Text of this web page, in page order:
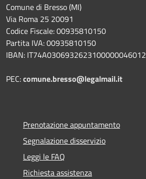
Comune di Bresso (MI)
Via Roma 25 20091
Codice Fiscale: 00935810150
Partita IVA: 00935810150
IBAN: IT74A0306932623100000046012
PEC:comune.bresso@legalmail.it
Prenotazione appuntamento
Segnalazione disservizio
Leggi le FAQ
Richiesta assistenza